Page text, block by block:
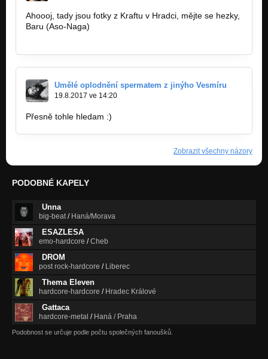
Ahoooj, tady jsou fotky z Kraftu v Hradci, mějte se hezky,
Baru (Aso-Naga)
Umělé oplodnění spermatem z jinýho Vesmíru
19.8.2017 ve 14:20
Přesně tohle hledam :)
Zobrazit všechny názory
PODOBNÉ KAPELY
Unna
big-beat/ Haná/Morava
ESAZLESA
emo-hardcore /Cheb
DROM
post rock-hardcore / Liberec
Thema Eleven
hardcore-hardcore / Hradec Králové
Gattaca
hardcore-metal / Haná / Praha
Podobnost se určuje podle počtu společných fanoušků.